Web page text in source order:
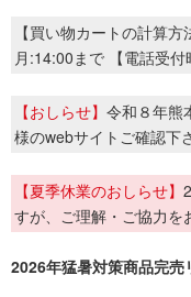
【買い物カートの計算
月:14:00まで 【電話受
【おしらせ】 令和８年熊
様のwebサイトご確認下
【夏季休業のおしらせ】
すが、ご理解・ご協力を
2026年猛暑対策商品完売